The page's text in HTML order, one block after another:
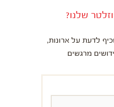
שלנו?
לדעת על ארונות,
מרגשים